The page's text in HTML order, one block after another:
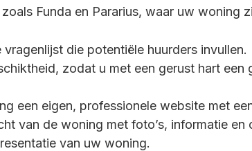
Funda en Pararius, waar uw woning
die potentiële huurders
zodat u met een gerust hart een
een eigen, professionele website met
van de woning met foto’s, informatie
van uw woning.